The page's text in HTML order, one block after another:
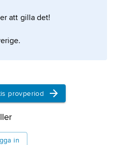
att möta
artikeln
att gilla det!
provperiod
in